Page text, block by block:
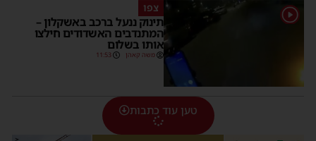
צפו
תינוק ננעל ברכב באשקלון –
המתנדבים האשדודים חילצו
אותו בשלום
משה קאהן 11:53
טען עוד כתבות